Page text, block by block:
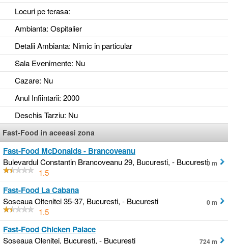
Locuri pe terasa:
Ambianta: Ospitalier
Detalii Ambianta: Nimic in particular
Sala Evenimente: Nu
Cazare: Nu
Anul Infiintarii: 2000
Deschis Tarziu: Nu
Fast-Food in aceeasi zona
Fast-Food McDonalds - Brancoveanu
Bulevardul Constantin Brancoveanu 29, Bucuresti, - Bucuresti
1.5
0 m
Fast-Food La Cabana
Soseaua Oltenitei 35-37, Bucuresti, - Bucuresti
1.5
0 m
Fast-Food Chicken Palace
Soseaua Olenitei, Bucuresti, - Bucuresti 724 m